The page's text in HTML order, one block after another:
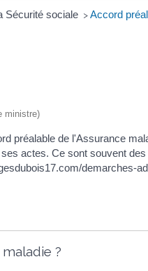
Sécurité sociale > Accord
ministre)
préalable de l'Assurance
actes. Ce sont souvent
demarches-
?